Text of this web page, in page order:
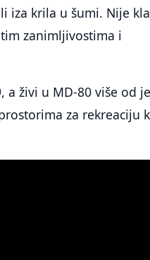
iza krila u šumi. Nije
zanimljivostima i
a živi u MD-80 više od
za rekreaciju